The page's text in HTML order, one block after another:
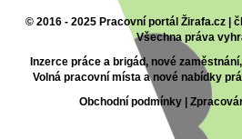
© 2016 - 2025 Pracovní portál Žirafa.cz |
Všechna práva
Inzerce práce a brigád, nové
Volná pracovní místa a nové nabídky
Obchodní podmínky|